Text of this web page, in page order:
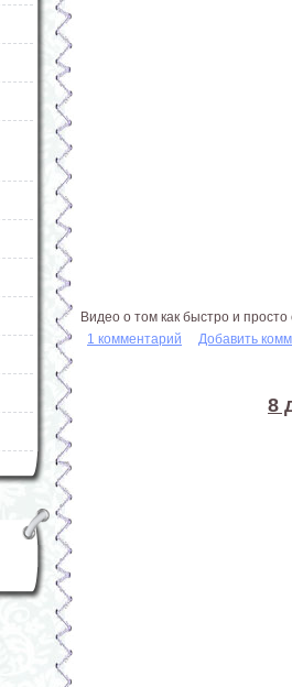
Видео о том как быстро и
1 комментарий
Добавить
8